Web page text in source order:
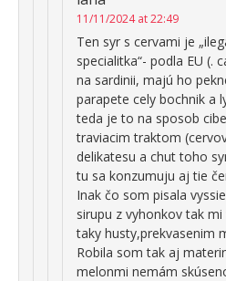
11/11/2024 at 22:49
Ten syr s cervami je
specialitka“- podla EU (.
na sardinii, majú ho
parapete cely bochnik a
teda je to na sposob
traviacim traktom
delikatesu a chut toho
tu sa konzumuju aj tie
Inak čo som pisala
sirupu z vyhonkov tak
taky husty,prekvasenim
Robila som tak aj
melonmi nemám